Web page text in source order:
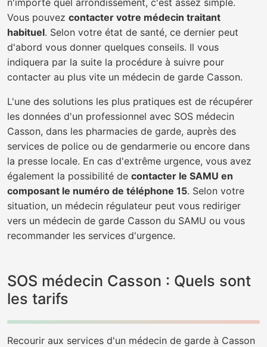
n'importe quel arrondissement, c'est assez simple.
Vous pouvez contacter votre médecin traitant
habituel. Selon votre état de santé, ce dernier peut
d'abord vous donner quelques conseils. Il vous
indiquera par la suite la procédure à suivre pour
contacter au plus vite un médecin de garde Casson.
L'une des solutions les plus pratiques est de récupérer
les données d'un professionnel avec SOS médecin
Casson, dans les pharmacies de garde, auprès des
services de police ou de gendarmerie ou encore dans
la presse locale. En cas d'extrême urgence, vous avez
également la possibilité de contacter le SAMU en
composant le numéro de téléphone 15. Selon votre
situation, un médecin régulateur peut vous rediriger
vers un médecin de garde Casson du SAMU ou vous
recommander les services d'urgence.
SOS médecin Casson : Quels sont
les tarifs
Recourir aux services d'un médecin de garde à Casson